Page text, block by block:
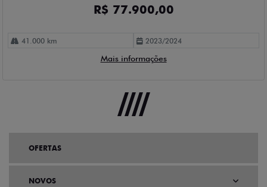
R$ 77.900,00
41.000 km 2023/2024
Mais informações
OFERTAS
NOVOS